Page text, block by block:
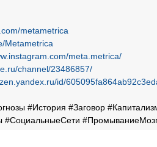
metametrica
Metametrica
meta.metrica/
channel/23486857/
id/
#История #Заговор
#СоциальныеСети